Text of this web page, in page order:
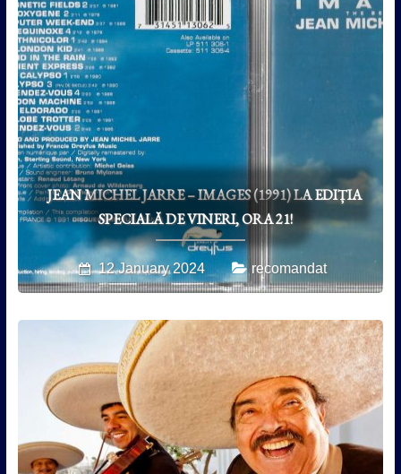
JEAN MICHEL JARRE – IMAGES (1991) LA EDIȚIA
SPECIALĂ DE VINERI, ORA 21!
12 January 2024 recomandat